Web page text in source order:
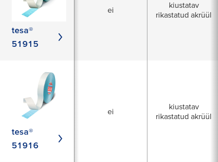
tesa®
51915
ei
kiustatav
rikastatud akrüül
tesa®
51916
ei
kiustatav
rikastatud akrüül